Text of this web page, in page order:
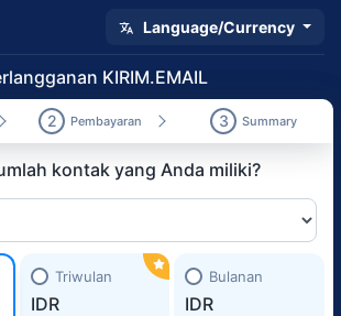
Language/Currency
KIRIM.EMAIL
2 Pembayaran 3 Summary
kontak yang Anda miliki?
Triwulan
IDR
Bulanan
IDR